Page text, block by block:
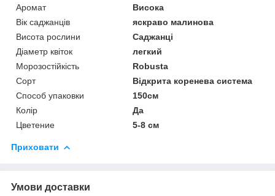
Аромат
Висока
Вік саджанців
яскраво малинова
Висота рослини
Саджанці
Діаметр квіток
легкий
Морозостійкість
Robusta
Сорт
Відкрита коренева система
Способ упаковки
150см
Колір
Да
Цветение
5-8 см
Приховати
Умови доставки